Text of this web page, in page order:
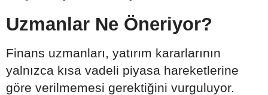
Uzmanlar Ne Öneriyor?
Finans uzmanları, yatırım kararlarının
yalnızca kısa vadeli piyasa hareketlerine
göre verilmemesi gerektiğini vurguluyor.